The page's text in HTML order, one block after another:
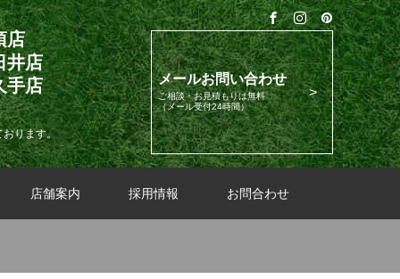
店
井店
手店
おります。
メールお問い合わせ
ご相談・お見積もりは無料
（メール受付24時間）
店舗案内 採用情報 お問合わせ